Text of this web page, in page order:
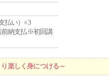
払い）×3
前納支払※初回講
楽しく身につける～